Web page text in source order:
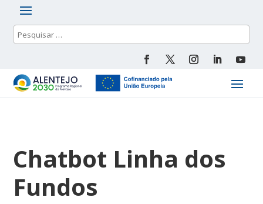
Chatbot Linha dos
Fundos